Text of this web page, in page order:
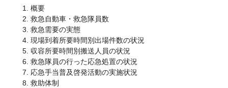
概要
救急自動車・救急隊員数
救急需要の実態
現場到着所要時間別出場件数の状況
収容所要時間別搬送人員の状況
救急隊員の行った応急処置の状況
応急手当普及啓発活動の実施状況
救助体制